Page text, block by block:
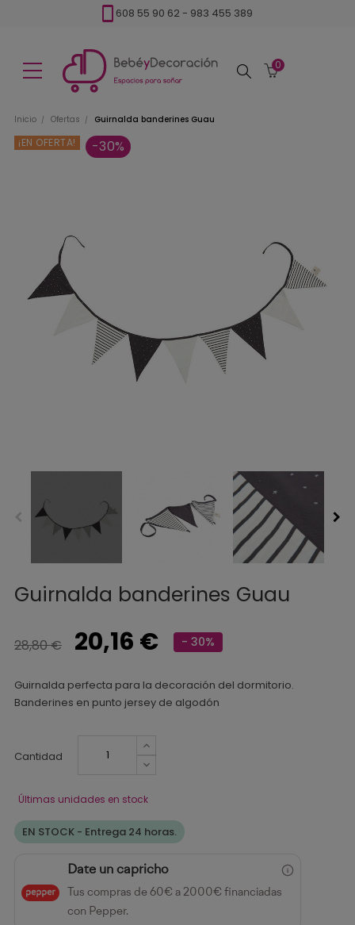
608 55 90 62 - 983 455 389
Buscar
0
Inicio Ofertas Guirnalda banderines Guau
¡EN OFERTA! -30%
Guirnalda banderines Guau
28,80 € 20,16 € - 30%
Guirnalda perfecta para la decoración del dormitorio.
Banderines en punto jersey de algodón
Cantidad
Últimas unidades en stock
EN STOCK - Entrega 24 horas.
Date un capricho
Tus compras de 60€ a 2000€ financiadas
con Pepper.